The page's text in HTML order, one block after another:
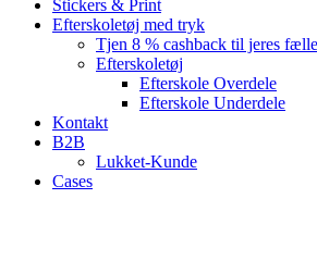
Stickers & Print
Efterskoletøj med tryk
Tjen 8 % cashback til jeres
Efterskoletøj
Efterskole Overdele
Efterskole Underdele
Kontakt
B2B
Lukket-Kunde
Cases